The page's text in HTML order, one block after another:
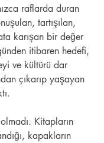
raflarda duran
tartışılan,
karışan bir değer
itibaren hedefi,
ve kültürü dar
çıkarıp yaşayan
Kitapların
kapakların